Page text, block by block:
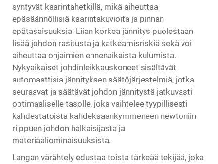
syntyvät kaarintahetkillä, mikä aiheuttaa
epäsäännöllisiä kaarintakuvioita ja pinnan
epätasaisuuksia. Liian korkea jännitys puolestaan
lisää johdon rasitusta ja katkeamisriskiä sekä voi
aiheuttaa ohjaimien ennenaikaista kulumista.
Nykyaikaiset johdinleikkauskoneet sisältävät
automaattisia jännityksen säätöjärjestelmiä, jotka
seuraavat ja säätävät johdon jännitystä jatkuvasti
optimaaliselle tasolle, joka vaihtelee tyypillisesti
kahdestatoista kahdeksaankymmeneen newtoniin
riippuen johdon halkaisijasta ja
materiaaliominaisuuksista.
Langan värähtely edustaa toista tärkeää tekijää, joka